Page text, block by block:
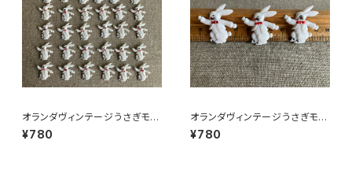
オランダヴィンテージうさぎモチ
ーフプラパーツ30個セットc9
¥780
オランダヴィンテージうさぎモチ
ーフプラパーツ30個セットNo6
¥780